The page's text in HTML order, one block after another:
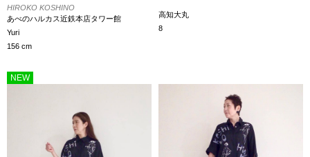
HIROKO KOSHINO
あべのハルカス近鉄本店タワー館
Yuri
156 cm
高知大丸
8
NEW